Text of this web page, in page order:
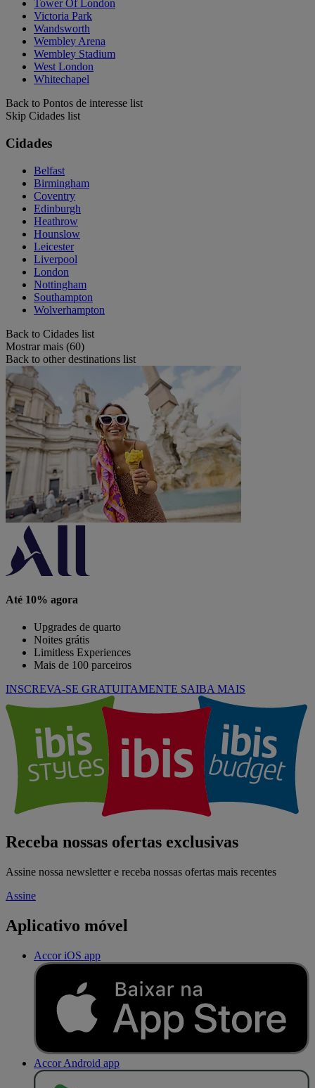
Tower Of London
Victoria Park
Wandsworth
Wembley Arena
Wembley Stadium
West London
Whitechapel
Back to Pontos de interesse list
Skip Cidades list
Cidades
Belfast
Birmingham
Coventry
Edinburgh
Heathrow
Hounslow
Leicester
Liverpool
London
Nottingham
Southampton
Wolverhampton
Back to Cidades list
Mostrar mais (60)
Back to other destinations list
Até 10% agora
Upgrades de quarto
Noites grátis
Limitless Experiences
Mais de 100 parceiros
INSCREVA-SE GRATUITAMENTE SAIBA MAIS
Receba nossas ofertas exclusivas
Assine nossa newsletter e receba nossas ofertas mais recentes
Assine
Aplicativo móvel
Accor iOS app
Accor Android app